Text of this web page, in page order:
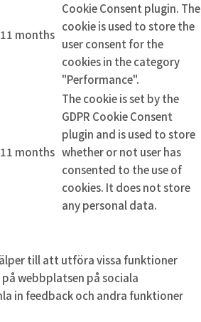
11 months
Cookie Consent plugin. The
cookie is used to store the
user consent for the
cookies in the category
"Performance".
11 months
The cookie is set by the
GDPR Cookie Consent
plugin and is used to store
whether or not user has
consented to the use of
cookies. It does not store
any personal data.
till att utföra vissa funktioner
webbplatsen på sociala
in feedback och andra funktioner